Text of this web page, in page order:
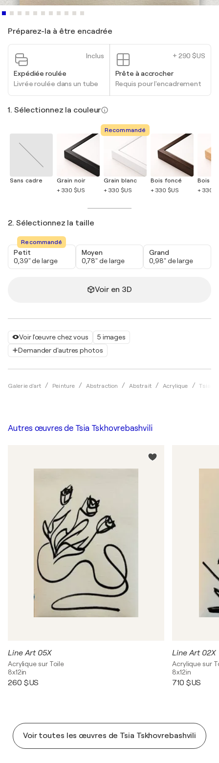
Voir l'œuvre chez vous
5 images
Demander d'autres photos
Galerie d'art Peinture Abstraction Abstrait Acrylique Tsia
Préparez-la à être encadrée
Inclus
Expédiée roulée
Livrée roulée dans un tube
+ 290 $US
Prête à accrocher
Requis pour l'encadrement
1. Sélectionnez la couleur
Sans cadre
Grain noir
+ 330 $US
Recommandé
Grain blanc
+ 330 $US
Bois foncé
+ 330 $US
Bois
+ 330
2. Sélectionnez la taille
Recommandé
Petit
0,39" de large
Moyen
0,78" de large
Grand
0,98" de large
Voir en 3D
Autres œuvres de Tsia Tskhovrebashvili
Line Art 05X
Acrylique sur Toile
8x12in
260 $US
Line Art 02X
Acrylique sur
8x12in
710 $US
Voir toutes les œuvres de Tsia Tskhovrebashvili